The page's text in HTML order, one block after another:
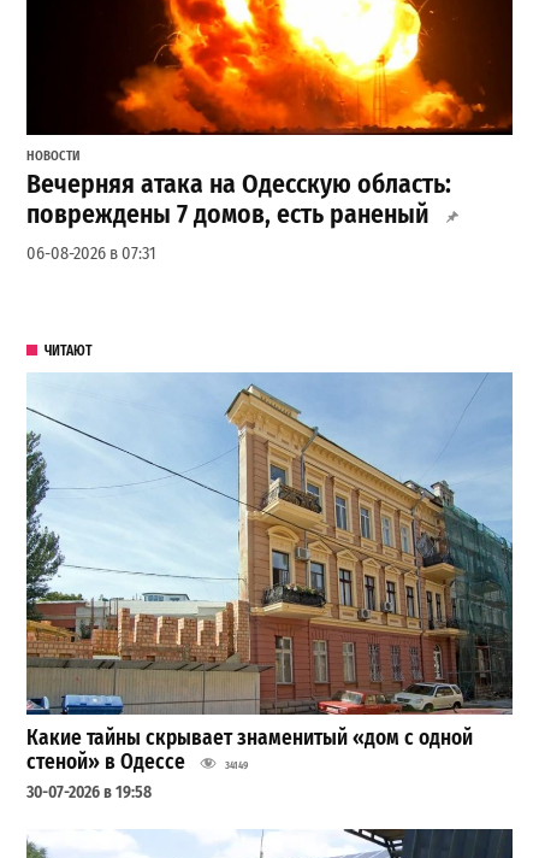
НОВОСТИ
Вечерняя атака на Одесскую область:
повреждены 7 домов, есть раненый
06-08-2026 в 07:31
ЧИТАЮТ
Какие тайны скрывает знаменитый «дом с одной
стеной» в Одессе
34149
30-07-2026 в 19:58